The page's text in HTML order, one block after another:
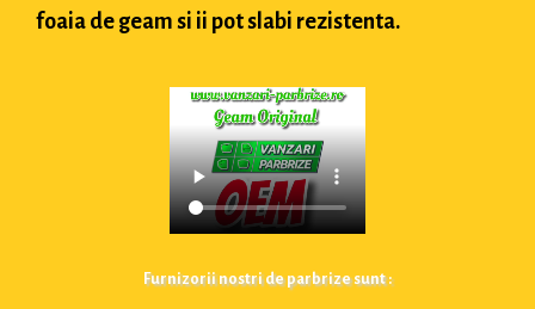
foaia de geam si ii pot slabi rezistenta.
Furnizorii nostri de parbrize sunt :